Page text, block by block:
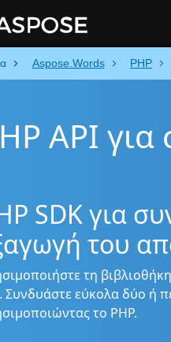
Aspose.Words PHP
API
SDK για
του
τη
Συνδυάστε εύκολα δύο ή
το PHP.